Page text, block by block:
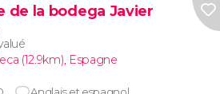
de la bodega Javier
(12.9km), Espagne